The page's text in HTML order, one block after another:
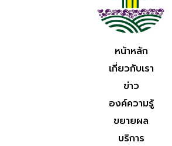
หน้าหลัก
เกี่ยวกับเรา
ข่าว
องค์ความรู้
ขยายผล
บริการ